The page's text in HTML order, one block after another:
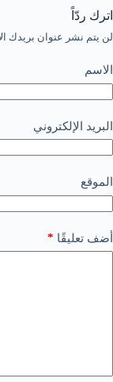
اترك ردّاً
لن يتم نشر عنوان بريدك
الاسم
البريد الإلكتروني
الموقع
أضف تعليقًا *